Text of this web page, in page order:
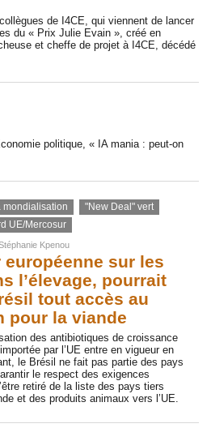
de I4CE, qui viennent de lancer
du « Prix Julie Evain », créé en
et cheffe de projet à I4CE, décédé
politique, « IA mania : peut-on
mondialisation
"New Deal" vert
UE/Mercosur
Kpenou
sur les
l’élevage, pourrait
tout accès au
pour la viande
des antibiotiques de croissance
par l’UE entre en vigueur en
le Brésil ne fait pas partie des pays
le respect des exigences
retiré de la liste des pays tiers
et des produits animaux vers l’UE.